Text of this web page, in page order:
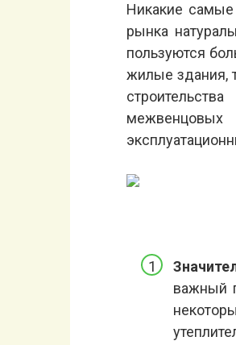
Никакие самые
рынка
пользуются
жилые здания,
межвенцовых
важный